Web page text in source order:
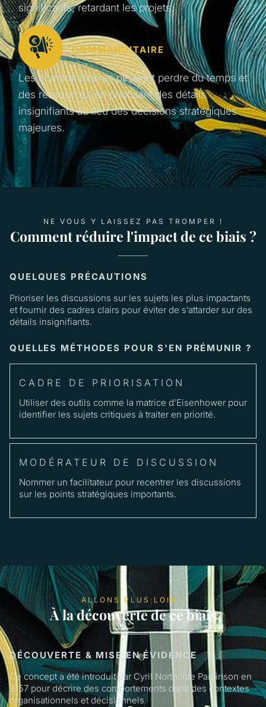
significatifs, retardant les projets.
COMMANDITAIRE
Les commanditaires peuvent perdre du temps et
des ressources en priorisant des détails
insignifiants au lieu des décisions stratégiques
majeures.
NE VOUS Y LAISSEZ PAS TROMPER !
Comment réduire l'impact de ce biais ?
QUELQUES PRÉCAUTIONS
Prioriser les discussions sur les sujets les plus impactants
et fournir des cadres clairs pour éviter de s’attarder sur des
détails insignifiants.
QUELLES MÉTHODES POUR S'EN PRÉMUNIR ?
CADRE DE PRIORISATION
Utiliser des outils comme la matrice d’Eisenhower pour
identifier les sujets critiques à traiter en priorité.
MODÉRATEUR DE DISCUSSION
Nommer un facilitateur pour recentrer les discussions
sur les points stratégiques importants.
ALLONS PLUS LOIN !
À la découverte de ce biais
DÉCOUVERTE & MISE EN ÉVIDENCE
Ce concept a été introduit par Cyril Northcote Parkinson en
1957 pour décrire des comportements dans des contextes
organisationnels et décisionnels.